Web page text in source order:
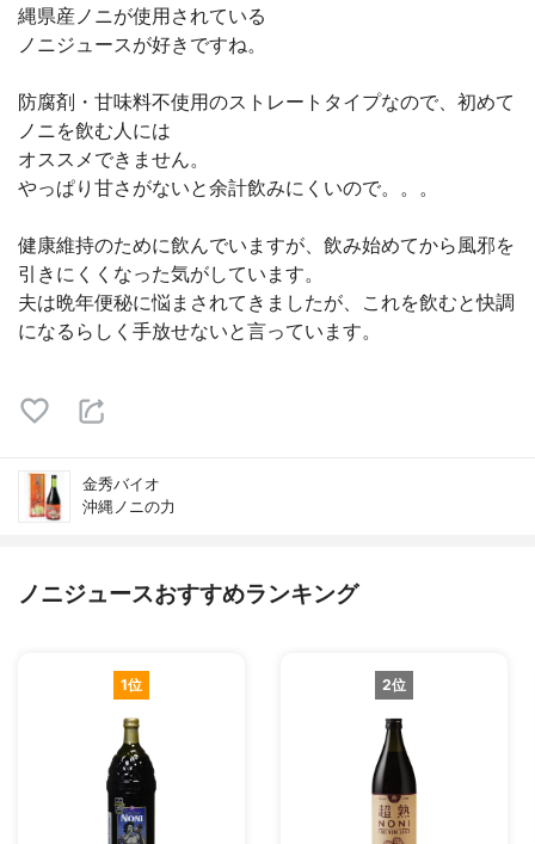
縄県産ノニが使用されている
ノニジュースが好きですね。
防腐剤・甘味料不使用のストレートタイプなので、初めて
ノニを飲む人には
オススメできません。
やっぱり甘さがないと余計飲みにくいので。。。
健康維持のために飲んでいますが、飲み始めてから風邪を
引きにくくなった気がしています。
夫は晩年便秘に悩まされてきましたが、これを飲むと快調
になるらしく手放せないと言っています。
金秀バイオ
沖縄ノニの力
ノニジュースおすすめランキング
1位 2位